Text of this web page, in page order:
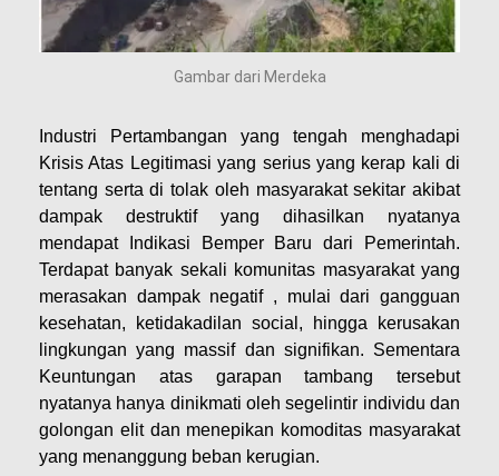
Gambar dari Merdeka
Industri Pertambangan yang tengah menghadapi
Krisis Atas Legitimasi yang serius yang kerap kali di
tentang serta di tolak oleh masyarakat sekitar akibat
dampak destruktif yang dihasilkan nyatanya
mendapat Indikasi Bemper Baru dari Pemerintah.
Terdapat banyak sekali komunitas masyarakat yang
merasakan dampak negatif , mulai dari gangguan
kesehatan, ketidakadilan social, hingga kerusakan
lingkungan yang massif dan signifikan. Sementara
Keuntungan atas garapan tambang tersebut
nyatanya hanya dinikmati oleh segelintir individu dan
golongan elit dan menepikan komoditas masyarakat
yang menanggung beban kerugian.